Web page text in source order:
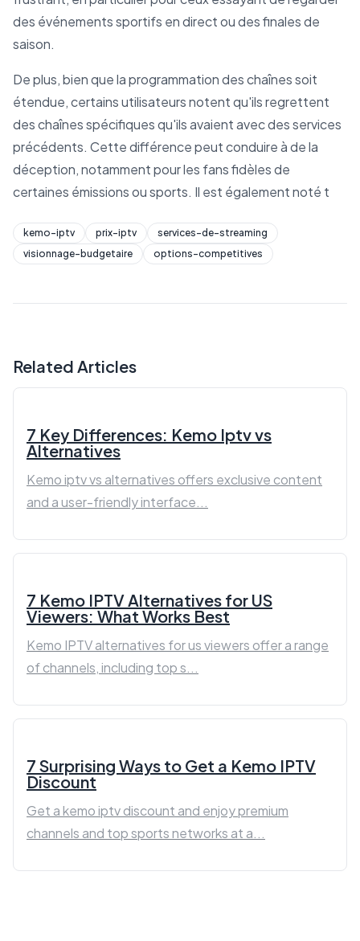
des événements sportifs en direct ou des finales de
saison.
De plus, bien que la programmation des chaînes soit
étendue, certains utilisateurs notent qu'ils regrettent
des chaînes spécifiques qu'ils avaient avec des services
précédents. Cette différence peut conduire à de la
déception, notamment pour les fans fidèles de
certaines émissions ou sports. Il est également noté t
kemo-iptv prix-iptv
services-de-streaming
visionnage-budgetaire
options-competitives
Related Articles
7 Key Differences: Kemo Iptv vs
Alternatives
Kemo iptv vs alternatives offers exclusive content
and a user-friendly interface...
7 Kemo IPTV Alternatives for US
Viewers: What Works Best
Kemo IPTV alternatives for us viewers offer a range
of channels, including top s...
7 Surprising Ways to Get a Kemo IPTV
Discount
Get a kemo iptv discount and enjoy premium
channels and top sports networks at a...